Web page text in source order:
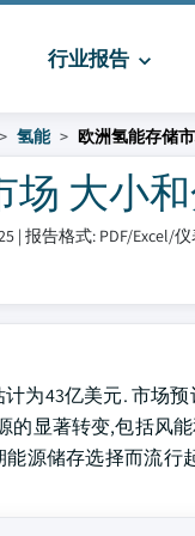
行业报告
氢能 欧洲氢能存储
大小和
| 报告格式: PDF/Excel/
为43亿美元. 市场
的显著转变,包括风
源储存选择而流行